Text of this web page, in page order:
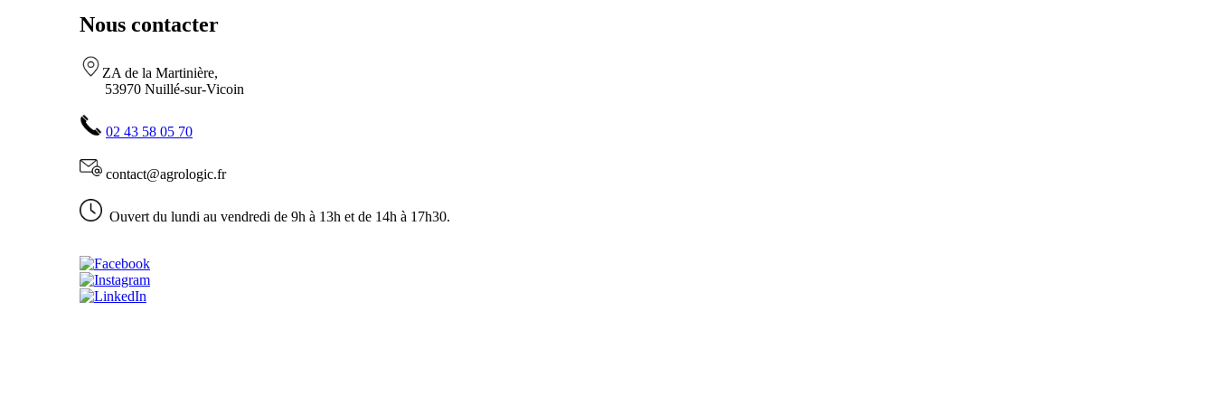
Nous contacter
ZA de la Martinière,
53970 Nuillé-sur-Vicoin
02 43 58 05 70
contact@agrologic.fr
Ouvert du lundi au vendredi de 9h à 13h et de 14h à 17h30.